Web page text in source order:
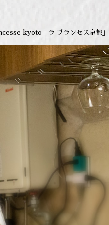
kyoto｜ラ プランセス京都」